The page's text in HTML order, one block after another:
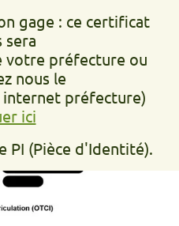
gage : ce certificat
sera
votre préfecture ou
nous le
internet préfecture)
ici
PI (Pièce d'Identité).